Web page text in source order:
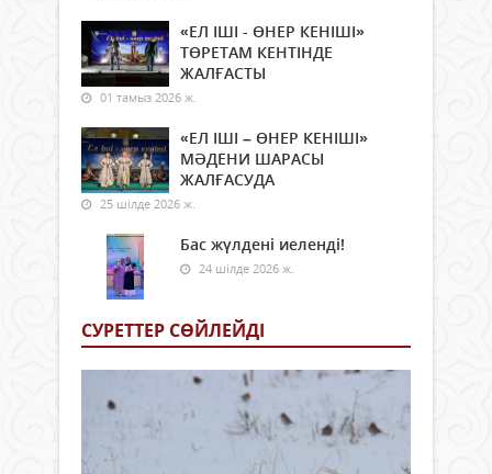
«ЕЛ ІШІ - ӨНЕР КЕНІШІ»
ТӨРЕТАМ КЕНТІНДЕ
ЖАЛҒАСТЫ
01 тамыз 2026 ж.
«ЕЛ ІШІ – ӨНЕР КЕНІШІ»
МӘДЕНИ ШАРАСЫ
ЖАЛҒАСУДА
25 шілде 2026 ж.
Бас жүлдені иеленді!
24 шілде 2026 ж.
СУРЕТТЕР СӨЙЛЕЙДI